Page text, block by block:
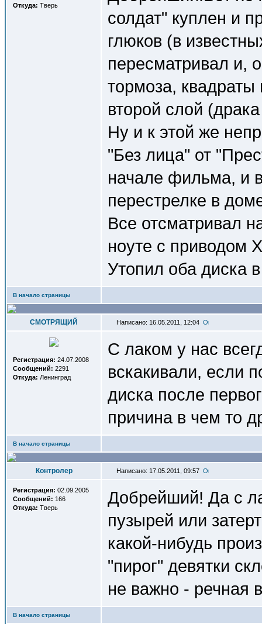
Откуда: Тверь
солдат" куплен и
глюков (в
пересматривал и,
тормоза, квадраты
второй слой
Ну и к этой же
"Без лица" от
начале фильма, и
перестрелке в
Все отсматривал
ноуте с приводом
Утопил оба диска
В начало страницы
СМОТРЯЩИЙ Написано: 16.05.2011, 12:04
Регистрация: 24.07.2008
Сообщений: 2291
Откуда: Ленинград
С лаком у нас
вскакивали, если
диска после
причина в чем то
В начало страницы
Контролер Написано: 17.05.2011, 09:57
Регистрация: 02.09.2005
Сообщений: 166
Откуда: Тверь
Добрейший! Да с
пузырей или
какой-нибудь
"пирог" девятки
не важно - речная
В начало страницы